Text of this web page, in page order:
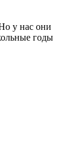
у нас они
годы